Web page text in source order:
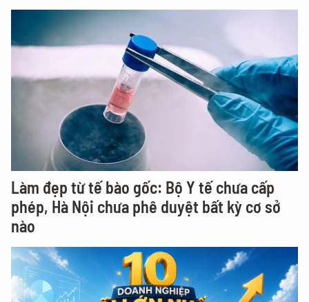
Làm đẹp từ tế bào gốc: Bộ Y tế chưa cấp
phép, Hà Nội chưa phê duyệt bất kỳ cơ sở
nào